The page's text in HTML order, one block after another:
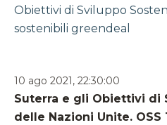
Obiettivi di Sviluppo
sostenibili greendeal
10 ago 2021, 22:30:00
Suterra e gli Obiettivi di
delle Nazioni Unite. OSS